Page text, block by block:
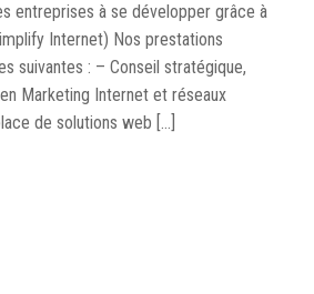
entreprises à se développer grâce à
Internet) Nos prestations
suivantes : – Conseil stratégique,
Marketing Internet et réseaux
de solutions web […]